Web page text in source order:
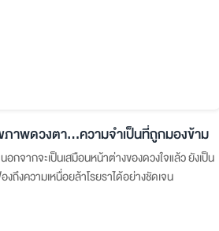
ภาพดวงตา…ความจำเป็นที่ถูกมองข้าม
อกจากจะเป็นเสมือนหน้าต่างของดวงใจแล้ว ยังเป็น
งถึงความเหนื่อยล้าโรยราได้อย่างชัดเจน